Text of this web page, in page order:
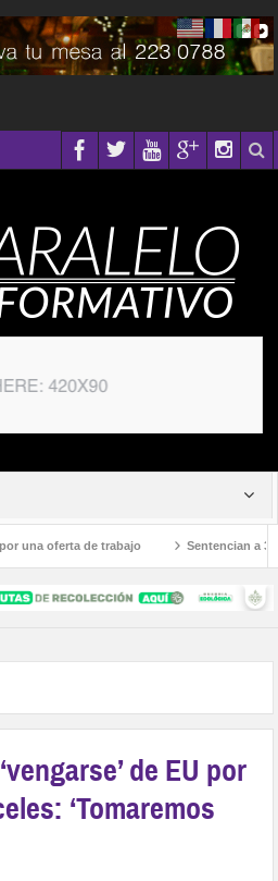
oferta de trabajo Sentencian a 36
de EU por
‘Tomaremos